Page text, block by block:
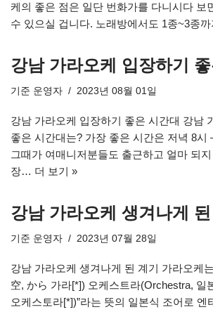
케의 좋은 점은 일단 번화가를 다니시다 보
수 있으실 겁니다. 노래방에서도 1종~3종
강남 가라오케 입장하기
기준 운영자 2023년 08월 01일
강남 가라오케 입장하기 좋은 시간대 강남
좋은 시간대는? 가장 좋은 시간은 저녁 8시
그때가 여매니저분들도 출근하고 얼마 되
장… 더 보기 »
강남 가라오케 생겨나게 된
기준 운영자 2023년 07월 28일
강남 가라오케 생겨나게 된 계기 가라오케
空, から 가라[*]) 오케스트라(Orchestra, 일
오케스토라[*])”라는 뜻의 일본식 조어로 엔